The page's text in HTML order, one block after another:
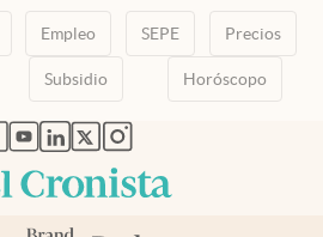
Empleo SEPE Precios
Subsidio Horóscopo
abre en nueva pestaña
abre en nueva pestaña
abre en nueva pestaña
abre en nueva pestaña
abre en nueva pestaña